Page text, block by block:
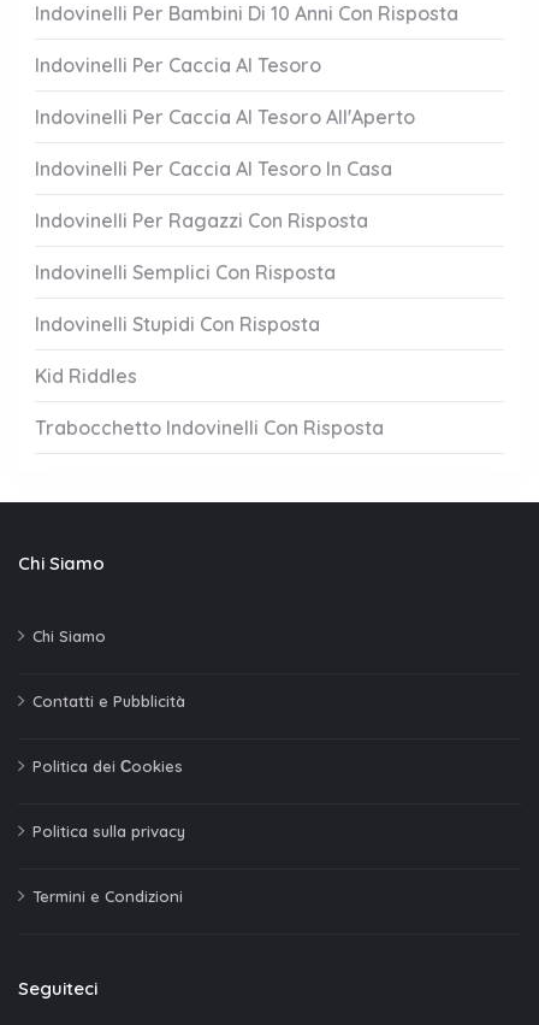
Indovinelli Per Bambini Di 10 Anni Con Risposta
Indovinelli Per Caccia Al Tesoro
Indovinelli Per Caccia Al Tesoro All'Aperto
Indovinelli Per Caccia Al Tesoro In Casa
Indovinelli Per Ragazzi Con Risposta
Indovinelli Semplici Con Risposta
Indovinelli Stupidi Con Risposta
Kid Riddles
Trabocchetto Indovinelli Con Risposta
Chi Siamo
Chi Siamo
Contatti e Pubblicità
Politica dei Сookies
Politica sulla privacy
Termini e Condizioni
Seguiteci